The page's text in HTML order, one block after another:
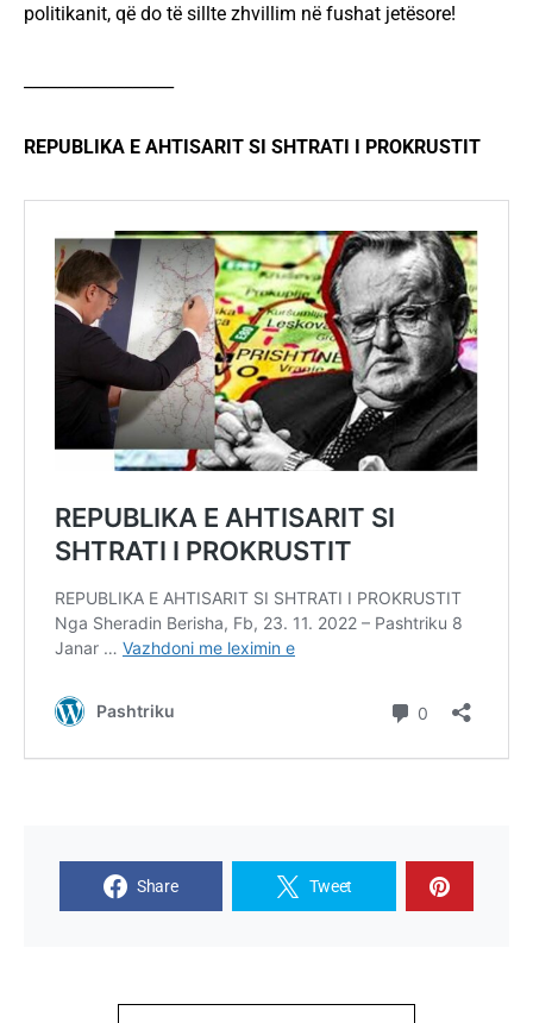
politikanit, që do të sillte zhvillim në fushat jetësore!
REPUBLIKA E AHTISARIT SI SHTRATI I PROKRUSTIT
Share Tweet